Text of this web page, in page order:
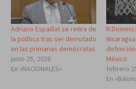
Adriano Espaillat se retira de
la política tras ser derrotado
en las primarias demócratas
junio 25, 2026
En «NACIONALES»
México
febrero
En